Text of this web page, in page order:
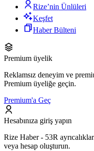
Rize’nin Ünlüleri
Keşfet
Haber Bülteni
Premium üyelik
Reklamsız deneyim ve
Premium üyeliğe geçin.
Premium'a Geç
Hesabınıza giriş yapın
Rize Haber - 53R
veya hesap oluşturun.